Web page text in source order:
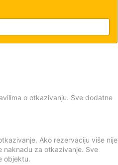
o otkazivanju. Sve dodatne
Ako rezervaciju više nije
naknadu za otkazivanje. Sve
objektu.